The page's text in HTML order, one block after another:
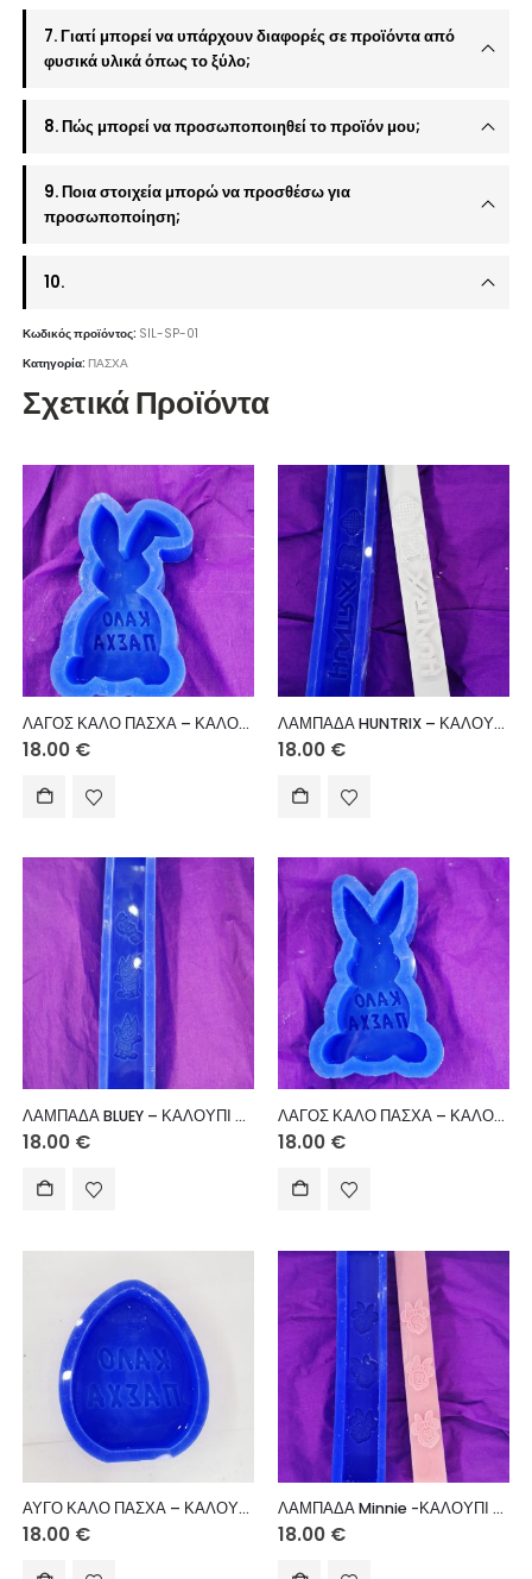
7. Γιατί μπορεί να υπάρχουν διαφορές σε προϊόντα από
φυσικά υλικά όπως το ξύλο;
8. Πώς μπορεί να προσωποποιηθεί το προϊόν μου;
9. Ποια στοιχεία μπορώ να προσθέσω για
προσωποποίηση;
10.
Κωδικός προϊόντος: SIL-SP-01
Κατηγορία:ΠΑΣΧΑ
Σχετικά Προϊόντα
ΛΑΓΟΣ ΚΑΛΟ ΠΑΣΧΑ – ΚΑΛΟΥΠΙ ΣΙΛΙΚΟΝΗΣ
18.00 €
ΛΑΜΠΑΔΑ HUNTRIX – ΚΑΛΟΥΠΙ ΣΙΛΙΚΟΝΗΣ
18.00 €
ΛΑΜΠΑΔΑ BLUEY – ΚΑΛΟΥΠΙ ΣΙΛΙΚΟΝΗΣ
18.00 €
ΛΑΓΟΣ ΚΑΛΟ ΠΑΣΧΑ – ΚΑΛΟΥΠΙ ΣΙΛΙΚΟΝΗΣ
18.00 €
ΑΥΓΟ ΚΑΛΟ ΠΑΣΧΑ – ΚΑΛΟΥΠΙ ΣΙΛΙΚΟΝΗΣ
18.00 €
ΛΑΜΠΑΔΑ Minnie -ΚΑΛΟΥΠΙ ΣΙΛΙΚΟΝΗΣ
18.00 €